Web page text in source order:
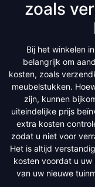
zoals
Bij het winkelen
belangrijk om
kosten, zoals
meubelstukken.
zijn, kunnen
uiteindelijke prijs
extra kosten
zodat u niet voor
Het is altijd
kosten voordat u
van uw nieuwe